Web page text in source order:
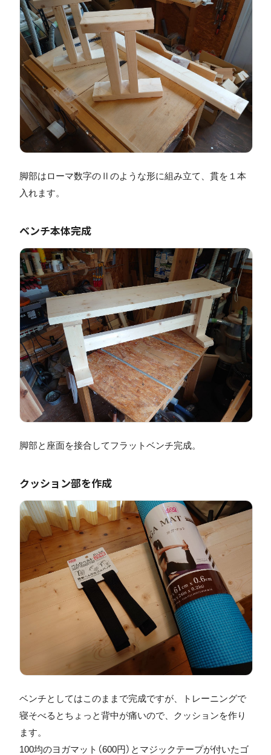
脚部はローマ数字のⅡのような形に組み立て、貫を１本
入れます。
ベンチ本体完成
脚部と座面を接合してフラットベンチ完成。
クッション部を作成
ベンチとしてはこのままで完成ですが、トレーニングで
寝そべるとちょっと背中が痛いので、クッションを作り
ます。
100均のヨガマット（600円）とマジックテープが付いたゴ